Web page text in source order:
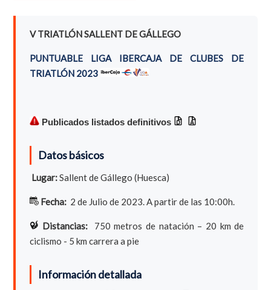
V TRIATLÓN SALLENT DE GÁLLEGO
PUNTUABLE LIGA IBERCAJA DE CLUBES DE
TRIATLÓN 2023
Publicados listados definitivos
Datos básicos
Lugar:Sallent de Gállego (Huesca)
Fecha: 2 de Julio de 2023. A partir de las 10:00h.
Distancias: 750 metros de natación – 20 km de
ciclismo - 5 km carrera a pie
Información detallada